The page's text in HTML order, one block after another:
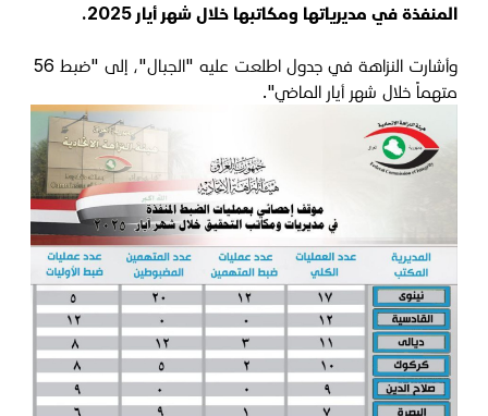
المنفذة في مديرياتها ومكاتبها خلال شهر أيار 2025.
وأشارت النزاهة في جدول اطلعت عليه "الجبال"، إلى "ضبط 56
متهماً خلال شهر أيار الماضي".